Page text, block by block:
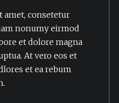
consetetur
nonumy eirmod
et dolore magna
At vero eos et
et ea rebum
ex exercitationem
laudantium modi
rerum sapiente
ipsum dolor sit
elit. Amet aut,
ea eum, ex